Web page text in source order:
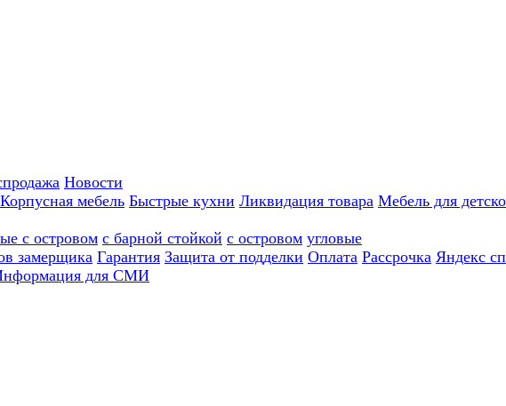
Новости
Корпусная мебель Быстрые кухни Ликвидация товара Мебель для
с островом с барной стойкой с островом угловые
замерщика Гарантия Защита от подделки Оплата Рассрочка Яндекс
для СМИ